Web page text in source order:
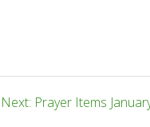
Next: Prayer Items